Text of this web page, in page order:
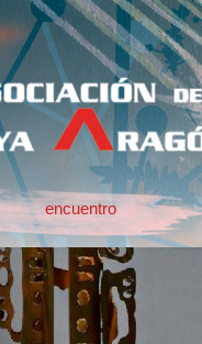
encuentro